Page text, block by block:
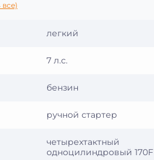
легкий
7 л.с.
бензин
ручной стартер
четырехтактный
одноцилиндровый 170F